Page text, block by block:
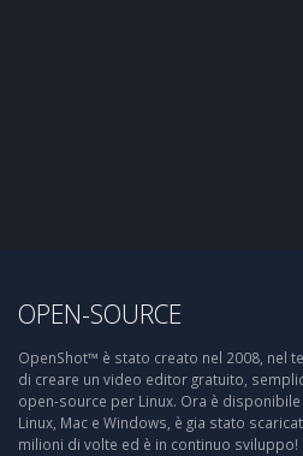
OPEN-SOURCE
OpenShot™ è stato creato nel 2008, nel
di creare un video editor gratuito,
open-source per Linux. Ora è
Linux, Mac e Windows, è gia stato
milioni di volte ed è in continuo sviluppo!